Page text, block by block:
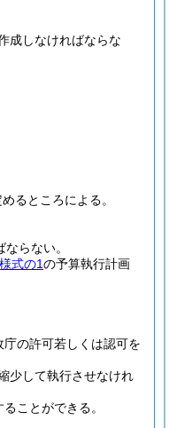
成しなければならな
るところによる。
らない。
式の1の予算執行計画
の許可若しくは認可を
少して執行させなけれ
ことができる。